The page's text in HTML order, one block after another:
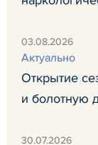
03.08.2026
Актуально
Открытие
и болотную
30.07.2026